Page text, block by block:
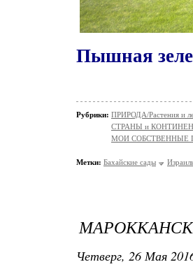
Пышная
Рубрики: ПРИРОДА/Растения и
СТРАНЫ и
МОИ СОБСТВЕННЫЕ
Метки: Бахайские сады
Четверг, 26 Мая